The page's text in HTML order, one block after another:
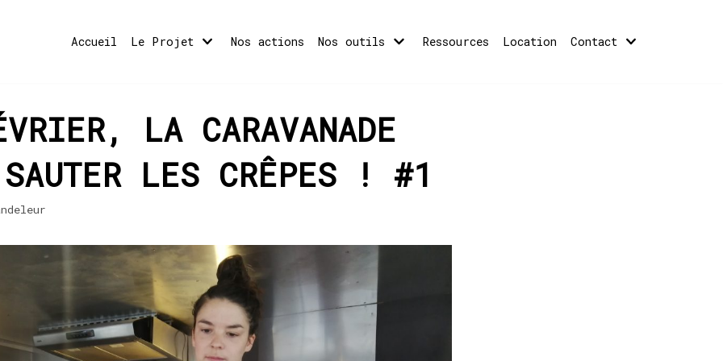
Accueil Le Projet Nos actions Nos outils Ressources Location Contact
LA CARAVANADE
LES CRÊPES ! #1